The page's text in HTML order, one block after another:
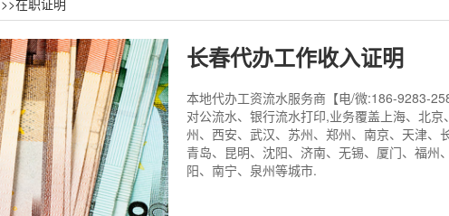
>>在职证明
长春代办工作收入证明
本地代办工资流水服务商【电/微:186-9283-
对公流水、银行流水打印,业务覆盖上海、北
州、西安、武汉、苏州、郑州、南京、天津、
青岛、昆明、沈阳、济南、无锡、厦门、福州
阳、南宁、泉州等城市.